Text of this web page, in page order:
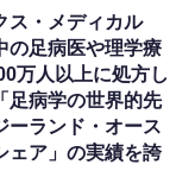
ス・メディカル
の足病医や理学療
万人以上に処方し
足病学の世界的先
ーランド・オース
ェア」の実績を誇